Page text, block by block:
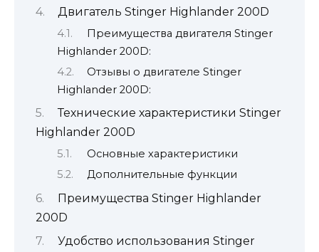
Двигатель Stinger Highlander 200D
Преимущества двигателя Stinger
Highlander 200D:
Отзывы о двигателе Stinger
Highlander 200D:
Технические характеристики Stinger
Highlander 200D
Основные характеристики
Дополнительные функции
Преимущества Stinger Highlander
200D
Удобство использования Stinger